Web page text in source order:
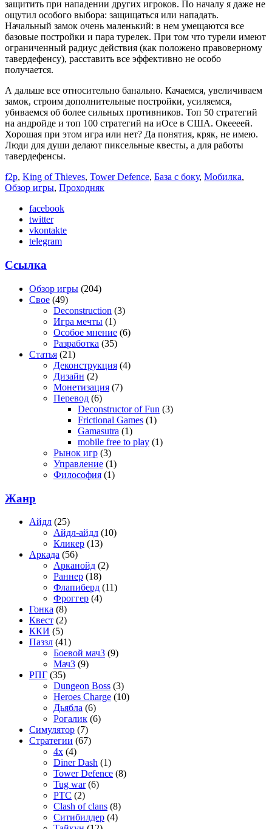
защитить при нападении других игроков. По началу я даже не
ощутил особого выбора: защищаться или нападать.
Начальный замок очень маленький: в нем умещаются все
базовые постройки и пара турелек. При том что турели имеют
ограниченный радиус действия (как положено правоверному
тавердефенсу), расставить все эффективно не особо
получается.
А дальше все относительно банально. Качаемся, увеличиваем
замок, строим дополнительные постройки, усиляемся,
убиваемся об более сильных противников. Топ 50 стратегий
на андройде и топ 100 стратегий на иОсе в США. Океееей.
Хорошая при этом игра или нет? Да понятия, кряк, не имею.
Люди для души делают пиксельные квесты, а для работы
тавердефенсы.
f2p, King of Thieves, Tower Defence, База с боку, Мобилка,
Обзор игры, Проходняк
facebook
twitter
vkontakte
telegram
Ссылка
Обзор игры (204)
Свое (49)
Deconstruction (3)
Игра мечты (1)
Особое мнение (6)
Разработка (35)
Статья (21)
Деконструкция (4)
Дизайн (2)
Монетизация (7)
Перевод (6)
Deconstructor of Fun (3)
Frictional Games (1)
Gamasutra (1)
mobile free to play (1)
Рынок игр (3)
Управление (1)
Философия (1)
Жанр
Айдл (25)
Айдл-айдл (10)
Кликер (13)
Аркада (56)
Арканойд (2)
Раннер (18)
Флапиберд (11)
Фроггер (4)
Гонка (8)
Квест (2)
ККИ (5)
Паззл (41)
Боевой мач3 (9)
Мач3 (9)
РПГ (35)
Dungeon Boss (3)
Heroes Charge (10)
Дьябла (6)
Рогалик (6)
Симулятор (7)
Стратегии (67)
4x (4)
Diner Dash (1)
Tower Defence (8)
Tug war(6)
РТС (2)
Сlash of clans (8)
Ситибилдер (4)